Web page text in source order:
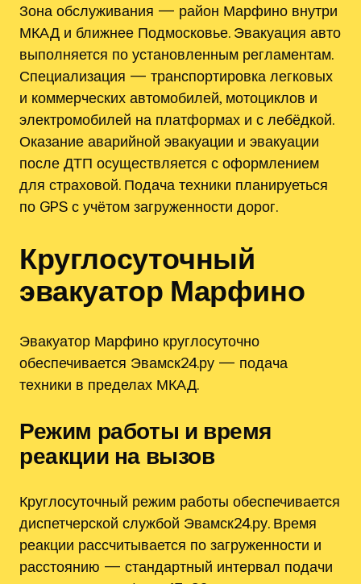
Зона обслуживания — район Марфино внутри
МКАД и ближнее Подмосковье. Эвакуация авто
выполняется по установленным регламентам.
Специализация — транспортировка легковых
и коммерческих автомобилей, мотоциклов и
электромобилей на платформах и с лебёдкой.
Оказание аварийной эвакуации и эвакуации
после ДТП осуществляется с оформлением
для страховой. Подача техники планируеться
по GPS с учётом загруженности дорог.
Круглосуточный
эвакуатор Марфино
Эвакуатор Марфино круглосуточно
обеспечивается Эвамск24.ру — подача
техники в пределах МКАД.
Режим работы и время
реакции на вызов
Круглосуточный режим работы обеспечивается
диспетчерской службой Эвамск24.ру. Время
реакции рассчитывается по загруженности и
расстоянию — стандартный интервал подачи